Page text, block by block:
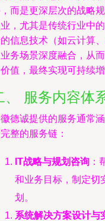
而是更深层次的战略
，尤其是传统行业中
信息技术（如云计算
务场景深度融合，从
值，最终实现可持续增
、 服务内容体
德诚提供的服务通常
整的服务链：
IT战略与规划咨询 ：
和业务目标，制定切
划。
系统解决方案设计与